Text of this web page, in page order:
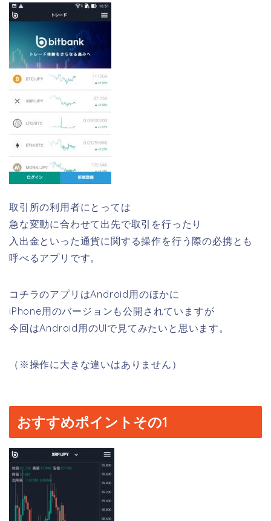
取引所の利用者にとっては
急な変動に合わせて出先で取引を行ったり
入出金といった通貨に関する操作を行う際の必携とも
呼べるアプリです。
コチラのアプリはAndroid用のほかに
iPhone用のバージョンも公開されていますが
今回はAndroid用のUIで見てみたいと思います。
（※操作に大きな違いはありません）
おすすめポイントその1